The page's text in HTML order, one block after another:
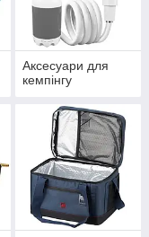
Аксесуари для
кемпінгу